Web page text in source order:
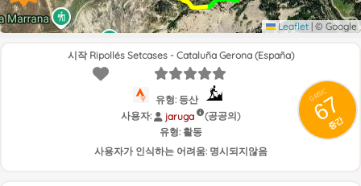
Leaflet | © Google
GRSIC
67
중간
시작 Ripollés Setcases - Cataluña Gerona (España)
유형: 등산
사용자:
jaruga
(공공의)
유형: 활동
사용자가 인식하는 어려움: 명시되지않음